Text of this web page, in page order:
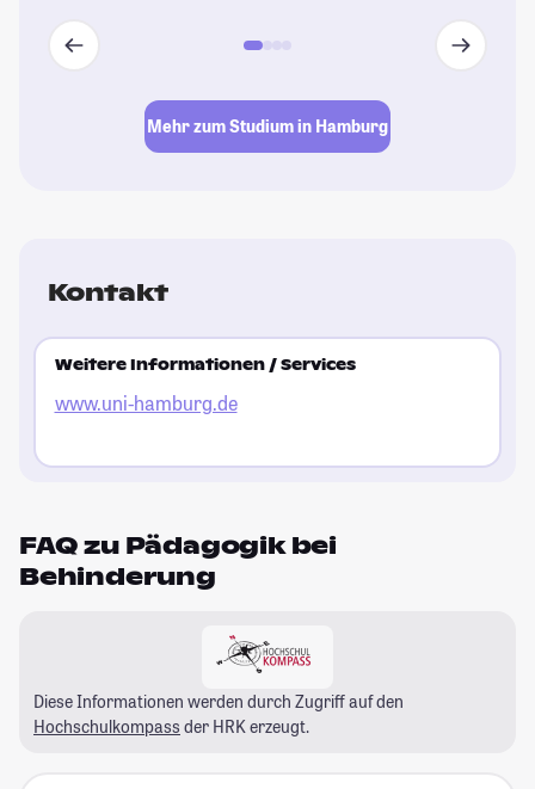
Mehr zum Studium in Hamburg
Kontakt
Weitere Informationen / Services
www.uni-hamburg.de
FAQ zu Pädagogik bei
Behinderung
Diese Informationen werden durch Zugriff auf den
Hochschulkompass der HRK erzeugt.